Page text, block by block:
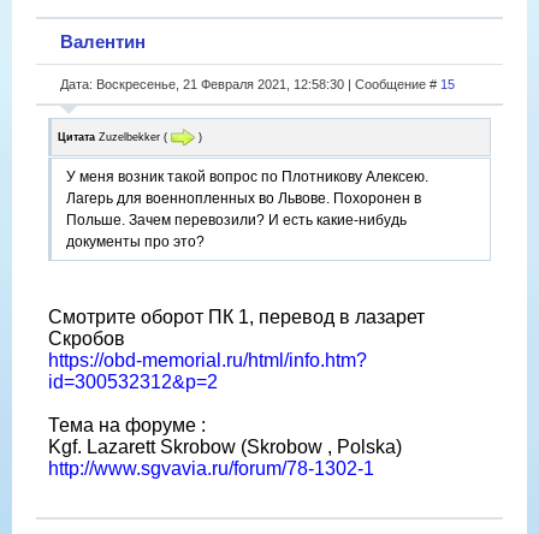
Валентин
Дата: Воскресенье, 21 Февраля 2021, 12:58:30 | Сообщение # 15
Цитата Zuzelbekker ( )
У меня возник такой вопрос по Плотникову Алексею.
Лагерь для военнопленных во Львове. Похоронен в
Польше. Зачем перевозили? И есть какие-нибудь
документы про это?
Смотрите оборот ПК 1, перевод в лазарет
Скробов
https://obd-memorial.ru/html/info.htm?
id=300532312&p=2
Тема на форуме :
Kgf. Lazarett Skrobow (Skrobow , Polska)
http://www.sgvavia.ru/forum/78-1302-1